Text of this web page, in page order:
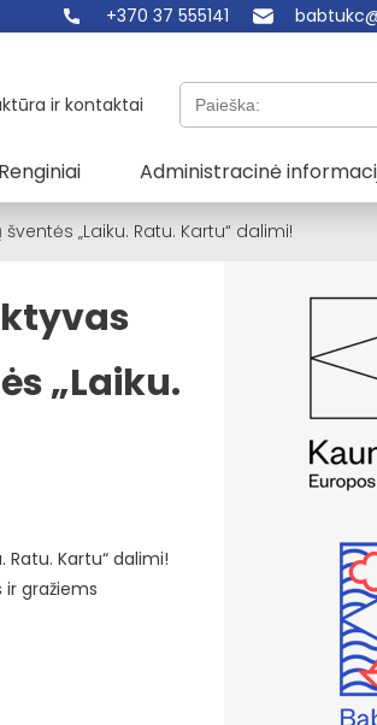
+370 37 555141
ir kontaktai Paieška:
Renginiai Administracinė
„Laiku. Ratu. Kartu“ dalimi!
„Laiku.
Ratu. Kartu“ dalimi!
gražiems